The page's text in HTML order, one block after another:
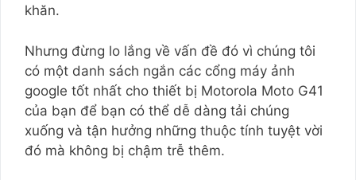
khăn.
Nhưng đừng lo lắng về vấn đề đó vì chúng tôi
có một danh sách ngắn các cổng máy ảnh
google tốt nhất cho thiết bị Motorola Moto G41
của bạn để bạn có thể dễ dàng tải chúng
xuống và tận hưởng những thuộc tính tuyệt vời
đó mà không bị chậm trễ thêm.